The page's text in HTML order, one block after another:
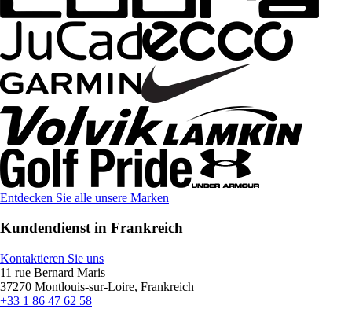
Entdecken Sie alle unsere Marken
Kundendienst in Frankreich
Kontaktieren Sie uns
11 rue Bernard Maris
37270 Montlouis-sur-Loire, Frankreich
+33 1 86 47 62 58